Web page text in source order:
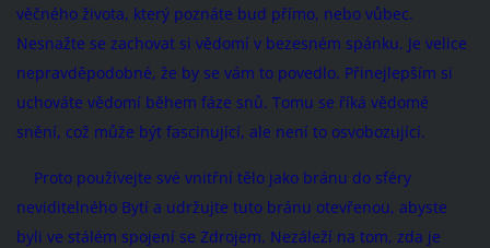
věčného života, který poznáte bud přímo, nebo vůbec.
Nesnažte se zachovat si vědomí v bezesném spánku. Je velice
nepravděpodobné, že by se vám to povedlo. Přinejlepším si
uchováte vědomí během fáze snů. Tomu se říká vědomé
snění, což může být fascinující, ale není to osvobozující.
Proto používejte své vnitřní tělo jako bránu do sféry
neviditelného Bytí a udržujte tuto bránu otevřenou, abyste
byli ve stálém spojení se Zdrojem. Nezáleží na tom, zda je